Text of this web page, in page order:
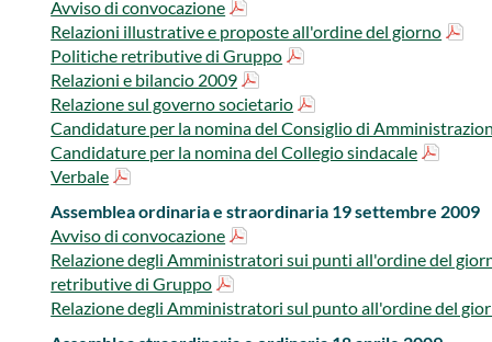
Avviso di convocazione
Relazioni illustrative e proposte all'ordine del giorno
Politiche retributive di Gruppo
Relazioni e bilancio 2009
Relazione sul governo societario
Candidature per la nomina del Consiglio di
Candidature per la nomina del Collegio sindacale
Verbale
Assemblea ordinaria e straordinaria 19 settembre 2009
Avviso di convocazione
Relazione degli Amministratori sui punti all'ordine del
retributive di Gruppo
Relazione degli Amministratori sul punto all'ordine del